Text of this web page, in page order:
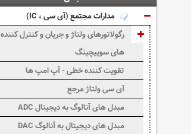
مدارات مجتمع (آی سی ، IC)
رگولاتورهای ولتاژ و جریان و کنترل کننده
های سوییچینگ
تقویت کننده خطی - آپ امپ ها
آی سی ولتاژ مرجع
مبدل های آنالوگ به دیجیتال ADC
مبدل های دیجیتال به آنالوگ DAC